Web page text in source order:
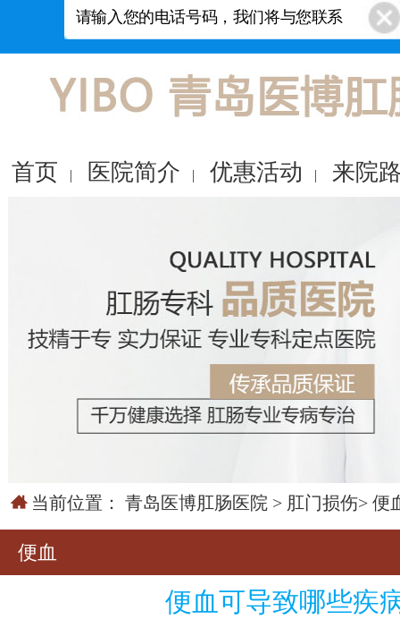
首页 | 医院简介 | 优惠活动 | 来院
当前位置： 青岛医博肛肠医院 > 肛门损伤> 便
便血
便血可导致哪些疾